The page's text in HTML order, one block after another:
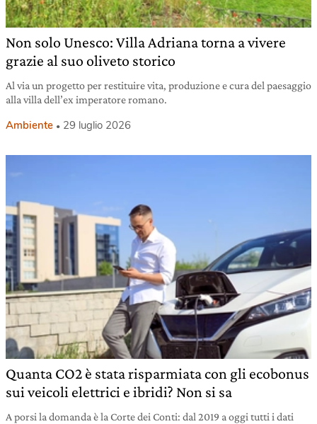
Non solo Unesco: Villa Adriana torna a vivere
grazie al suo oliveto storico
Al via un progetto per restituire vita, produzione e cura del paesaggio
alla villa dell’ex imperatore romano.
Ambiente 29 luglio 2026
Quanta CO2 è stata risparmiata con gli ecobonus
sui veicoli elettrici e ibridi? Non si sa
A porsi la domanda è la Corte dei Conti: dal 2019 a oggi tutti i dati